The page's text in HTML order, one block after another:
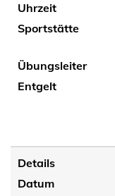
Uhrzeit
Sportstätte
Übungsleiter
Entgelt
Details
Datum